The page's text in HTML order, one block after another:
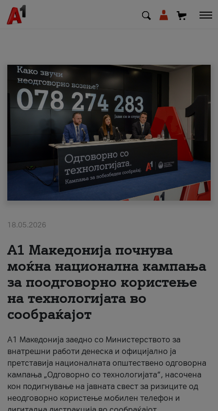
МК EN SQ
Деловни
Поддршка
Надополни кредит
#ПодобарОнлајн
18.05.2026
A1 Македонија почнува
моќна национална кампања
за поодговорно користење
на технологијата во
сообраќајот
A1 Македонија заедно со Министерството за
внатрешни работи денеска и официјално ја
претставија националната општествено одговорна
кампања „Одговорно со технологијата“, насочена
кон подигнување на јавната свест за ризиците од
неодговорно користење мобилен телефон и